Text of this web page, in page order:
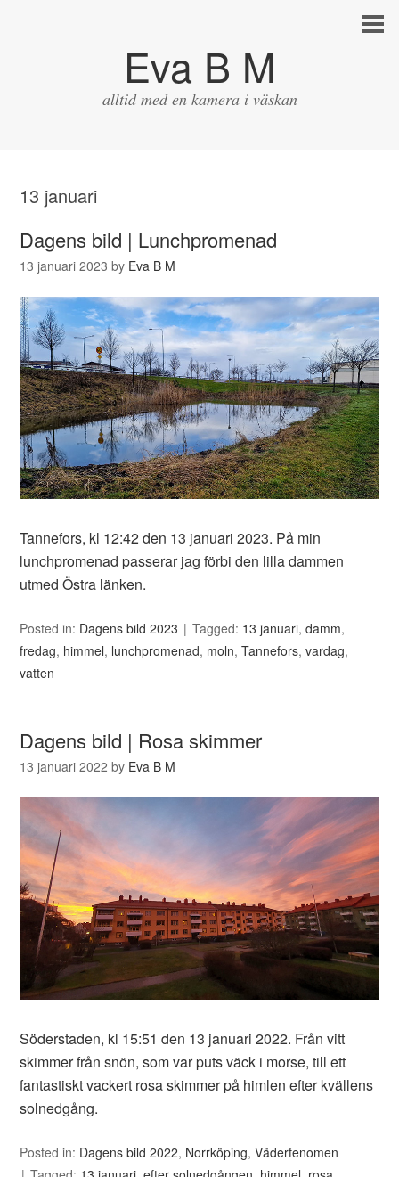
Eva B M
alltid med en kamera i väskan
13 januari
Dagens bild | Lunchpromenad
13 januari 2023 by Eva B M
Tannefors, kl 12:42 den 13 januari 2023. På min
lunchpromenad passerar jag förbi den lilla dammen
utmed Östra länken.
Posted in: Dagens bild 2023 Tagged: 13 januari,damm,
fredag, himmel, lunchpromenad, moln,Tannefors,vardag,
vatten
Dagens bild | Rosa skimmer
13 januari 2022 by Eva B M
Söderstaden, kl 15:51 den 13 januari 2022. Från vitt
skimmer från snön, som var puts väck i morse, till ett
fantastiskt vackert rosa skimmer på himlen efter kvällens
solnedgång.
Posted in: Dagens bild 2022, Norrköping,Väderfenomen